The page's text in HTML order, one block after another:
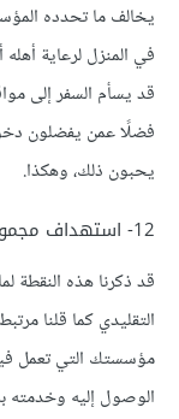
يخالف ما تحدده
في المنزل لرعاية
قد يسأم السفر إلى
فضلًا عمن يفضلون
يحبون ذلك، وهكذا.
12- استهداف مجموعة أوسع من العملاء
قد ذكرنا هذه النقطة
التقليدي كما قلنا
مؤسستك التي تعمل
الوصول إليه وخدمته